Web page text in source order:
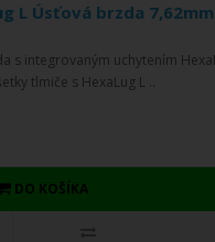
L Úsťová brzda
s integrovaným uchytením
tlmiče s HexaLug L ..
DO KOŠÍKA